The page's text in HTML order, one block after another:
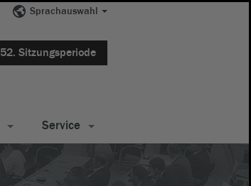
Sprachauswahl
52. Sitzungsperiode
Service